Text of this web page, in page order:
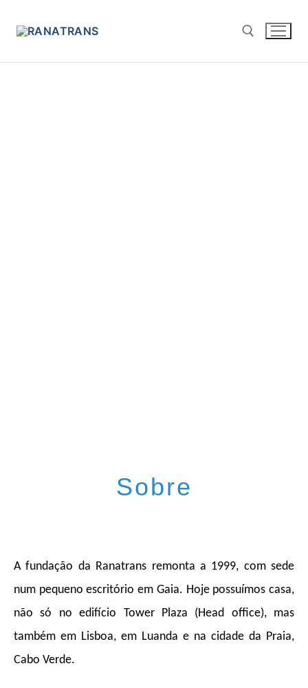
Sobre
A fundação da Ranatrans remonta a 1999, com sede
num pequeno escritório em Gaia. Hoje possuímos casa,
não só no edifício Tower Plaza (Head office), mas
também em Lisboa, em Luanda e na cidade da Praia,
Cabo Verde.